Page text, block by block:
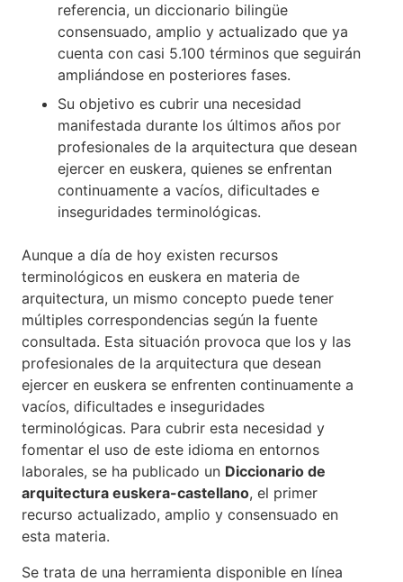
referencia, un diccionario bilingüe
consensuado, amplio y actualizado que ya
cuenta con casi 5.100 términos que seguirán
ampliándose en posteriores fases.
Su objetivo es cubrir una necesidad
manifestada durante los últimos años por
profesionales de la arquitectura que desean
ejercer en euskera, quienes se enfrentan
continuamente a vacíos, dificultades e
inseguridades terminológicas.
Aunque a día de hoy existen recursos
terminológicos en euskera en materia de
arquitectura, un mismo concepto puede tener
múltiples correspondencias según la fuente
consultada. Esta situación provoca que los y las
profesionales de la arquitectura que desean
ejercer en euskera se enfrenten continuamente a
vacíos, dificultades e inseguridades
terminológicas. Para cubrir esta necesidad y
fomentar el uso de este idioma en entornos
laborales, se ha publicado un Diccionario de
arquitectura euskera-castellano, el primer
recurso actualizado, amplio y consensuado en
esta materia.
Se trata de una herramienta disponible en línea